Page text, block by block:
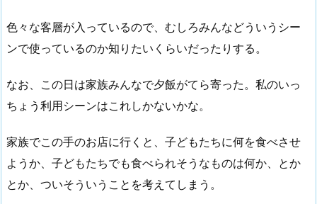
色々な客層が入っているので、むしろみんなどういうシー
ンで使っているのか知りたいくらいだったりする。
なお、この日は家族みんなで夕飯がてら寄った。私のいっ
ちょう利用シーンはこれしかないかな。
家族でこの手のお店に行くと、子どもたちに何を食べさせ
ようか、子どもたちでも食べられそうなものは何か、とか
とか、ついそういうことを考えてしまう。